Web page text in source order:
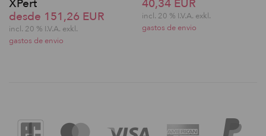
XPert
desde 151,26 EUR
incl. 20 % I.V.A. exkl.
gastos de envio
40,34 EUR
incl. 20 % I.V.A. exkl.
gastos de envio